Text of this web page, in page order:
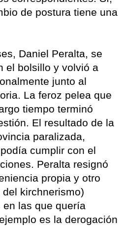
de postura tiene una
Daniel Peralta, se
el bolsillo y volvió a
junto al
La feroz pelea que
tiempo terminó
El resultado de la
paralizada,
cumplir con el
Peralta resignó
propia y otro
kirchnerismo)
las que quería
es la derogación